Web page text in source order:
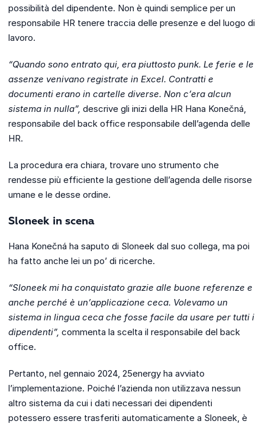
possibilità del dipendente. Non è quindi semplice per un
responsabile HR tenere traccia delle presenze e del luogo di
lavoro.
“Quando sono entrato qui, era piuttosto punk. Le ferie e le
assenze venivano registrate in Excel. Contratti e
documenti erano in cartelle diverse. Non c’era alcun
sistema in nulla”, descrive gli inizi della HR Hana Konečná,
responsabile del back office responsabile dell’agenda delle
HR.
La procedura era chiara, trovare uno strumento che
rendesse più efficiente la gestione dell’agenda delle risorse
umane e le desse ordine.
Sloneek in scena
Hana Konečná ha saputo di Sloneek dal suo collega, ma poi
ha fatto anche lei un po’ di ricerche.
“Sloneek mi ha conquistato grazie alle buone referenze e
anche perché è un’applicazione ceca. Volevamo un
sistema in lingua ceca che fosse facile da usare per tutti i
dipendenti”, commenta la scelta il responsabile del back
office.
Pertanto, nel gennaio 2024, 25energy ha avviato
l’implementazione. Poiché l’azienda non utilizzava nessun
altro sistema da cui i dati necessari dei dipendenti
potessero essere trasferiti automaticamente a Sloneek, è